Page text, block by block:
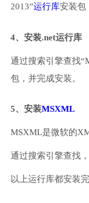
2013”运行库安装包
4、安装.net运行库
通过搜索引擎查找
包，并完成安装。
5、安装MSXML
MSXML是微软的
通过搜索引擎查找
以上运行库都安装